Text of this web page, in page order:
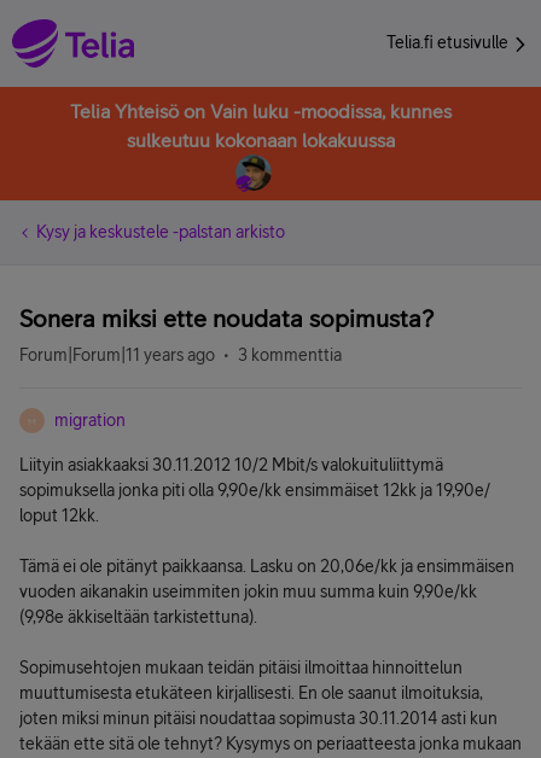
Telia.fi etusivulle
Telia Yhteisö on Vain luku -moodissa, kunnes
sulkeutuu kokonaan lokakuussa
Kysy ja keskustele -palstan arkisto
Sonera miksi ette noudata sopimusta?
Forum|Forum|11 years ago 3 kommenttia
M migration
Liityin asiakkaaksi 30.11.2012 10/2 Mbit/s valokuituliittymä
sopimuksella jonka piti olla 9,90e/kk ensimmäiset 12kk ja 19,90e/
loput 12kk.
Tämä ei ole pitänyt paikkaansa. Lasku on 20,06e/kk ja ensimmäisen
vuoden aikanakin useimmiten jokin muu summa kuin 9,90e/kk
(9,98e äkkiseltään tarkistettuna).
Sopimusehtojen mukaan teidän pitäisi ilmoittaa hinnoittelun
muuttumisesta etukäteen kirjallisesti. En ole saanut ilmoituksia,
joten miksi minun pitäisi noudattaa sopimusta 30.11.2014 asti kun
tekään ette sitä ole tehnyt? Kysymys on periaatteesta jonka mukaan